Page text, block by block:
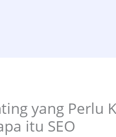
yang Perlu
itu SEO